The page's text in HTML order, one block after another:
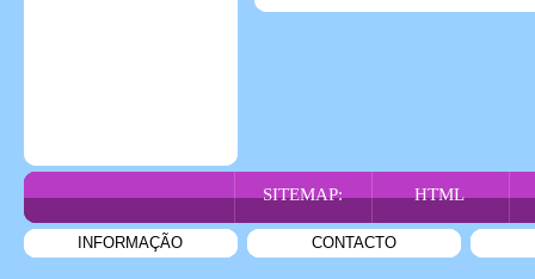
SITEMAP: HTML
INFORMAÇÃO CONTACTO